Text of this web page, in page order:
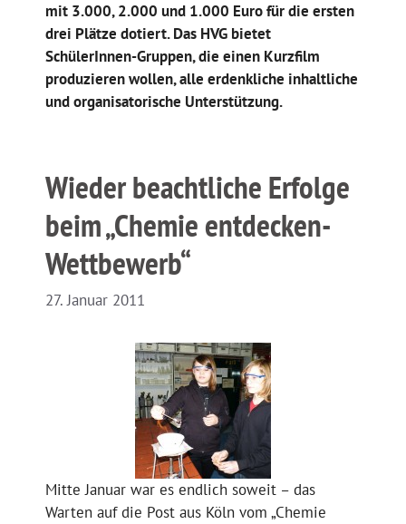
mit 3.000, 2.000 und 1.000 Euro für die ersten
drei Plätze dotiert. Das HVG bietet
SchülerInnen-Gruppen, die einen Kurzfilm
produzieren wollen, alle erdenkliche inhaltliche
und organisatorische Unterstützung.
Wieder beachtliche Erfolge
beim „Chemie entdecken-
Wettbewerb“
27. Januar 2011
Mitte Januar war es endlich soweit – das
Warten auf die Post aus Köln vom „Chemie